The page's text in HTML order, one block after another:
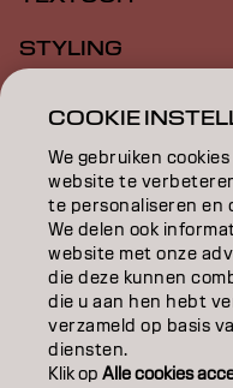
STYLING
EDUCATION
OVER
SALONVINDER
WORD PARTNER
CONTACT
COOKIE
We gebruiken
website te
te personaliseren en
We delen ook
website met onze
die deze kunnen
die u aan hen hebt
verzameld op basis
diensten.
Klik opAlle cookies